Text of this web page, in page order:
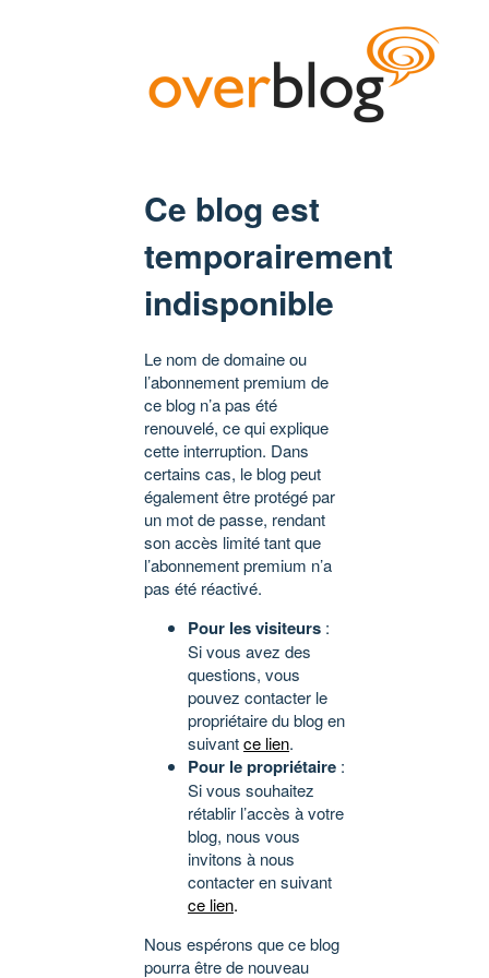
Ce blog est
temporairement
indisponible
Le nom de domaine ou
l’abonnement premium de
ce blog n’a pas été
renouvelé, ce qui explique
cette interruption. Dans
certains cas, le blog peut
également être protégé par
un mot de passe, rendant
son accès limité tant que
l’abonnement premium n’a
pas été réactivé.
Pour les visiteurs :
Si vous avez des
questions, vous
pouvez contacter le
propriétaire du blog en
suivantce lien.
Pour le propriétaire :
Si vous souhaitez
rétablir l’accès à votre
blog, nous vous
invitons à nous
contacter en suivant
ce lien.
Nous espérons que ce blog
pourra être de nouveau